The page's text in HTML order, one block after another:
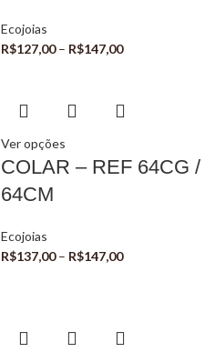
Ecojoias
R$127,00 – R$147,00
Ver opções
COLAR – REF 64CG /
64CM
Ecojoias
R$137,00 – R$147,00